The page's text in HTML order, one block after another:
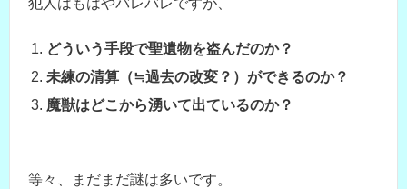
どういう手段で聖遺物を盗んだのか？
未練の清算（≒過去の改変？）ができるのか？
魔獣はどこから湧いて出ているのか？
等々、まだまだ謎は多いです。